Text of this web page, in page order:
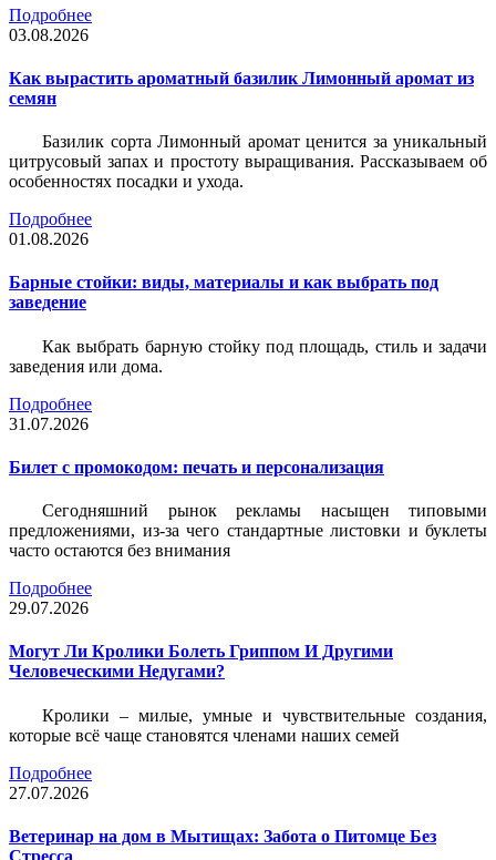
Подробнее
03.08.2026
Как вырастить ароматный базилик Лимонный аромат из
семян
Базилик сорта Лимонный аромат ценится за уникальный
цитрусовый запах и простоту выращивания. Рассказываем об
особенностях посадки и ухода.
Подробнее
01.08.2026
Барные стойки: виды, материалы и как выбрать под
заведение
Как выбрать барную стойку под площадь, стиль и задачи
заведения или дома.
Подробнее
31.07.2026
Билет c промокодом: печать и персонализация
Сегодняшний рынок рекламы насыщен типовыми
предложениями, из-за чего стандартные листовки и буклеты
часто остаются без внимания
Подробнее
29.07.2026
Могут Ли Кролики Болеть Гриппом И Другими
Человеческими Недугами?
Кролики – милые, умные и чувствительные создания,
которые всё чаще становятся членами наших семей
Подробнее
27.07.2026
Ветеринар на дом в Мытищах: Забота о Питомце Без
Стресса